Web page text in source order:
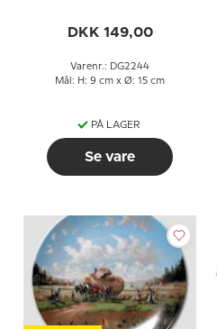
DKK 149,00
Varenr.: DG2244
Mål: H: 9 cm x Ø: 15 cm
PÅ LAGER
Se vare